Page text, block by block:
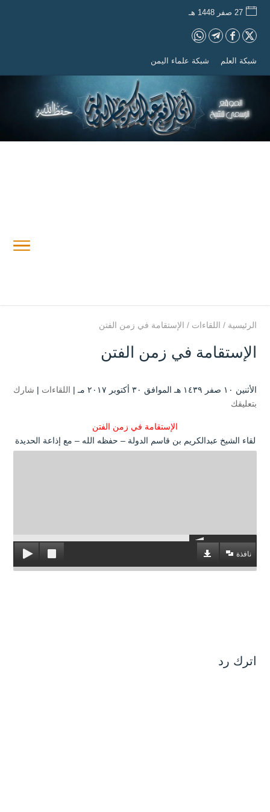
27 صفر 1448 هـ
شبكة العلم شبكة علماء اليمن
الرئيسية / اللقاءات / الإستقامة في زمن الفتن
الإستقامة في زمن الفتن
الأثنين ۱۰ صفر ۱٤۳۹ هـ الموافق ۳۰ أكتوبر ۲۰۱۷ مـ | اللقاءات | شارك
بتعليقك
الإستقامة في زمن الفتن
لقاء الشيخ عبدالكريم بن قاسم الدولة – حفظه الله – مع إذاعة الحديدة
نافذة
اترك رد